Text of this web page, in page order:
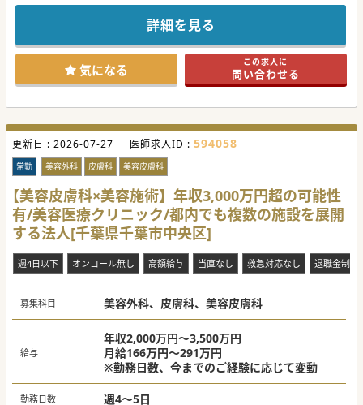
■現在は医師5名体制で連携を取りながら、外来診療につい
ては「内科」と「脳神経外科」の科目を行っております。
■療養病棟と障害者病棟の管理がメイン業務になる為、急な
対応を求められることもなく、ゆったり目の勤務が望めま
す。
■看護師や事務スタッフの方々のレベルも非常に高く、先生
方が診療に集中していただける環境が整っています。
■病棟管理メインとなりますので、これまで外来やオペでお
忙しくされてこられた先生方にとっては、公私ともに充実を
図れる業務内容となっております。
■介護サービスや在宅医療への取り組みも病院として行って
いることもあり、地域の患者様からの信頼も大変厚く、そこ
にやりがいを感じられる先生方も多くいらっしゃいます。
■週当たりの外来数も先生の希望に応じて割り振る為、基本
的には週1コマあたりからで問題ございません。
【医療機関情報】
■千葉県流山市北部に位置し、療養病棟約40床と老人病棟約
100床の合計約150床からなる慢性期を中心に診療している
施設となります。
■昭和58年の開院以来、「全ての人が住み慣れた地域の中
で、心身ともに健康な生活を送ることができるように」との
■病院へのアクセスも容易にするべく、無料送迎バスの運行
も行っております。先生方もご利用いただけますので、東京
#春入職可 #秋入職可
詳細を見る
気になる この求人に
問い合わせる
更新日 : 2026-07-27 医師求人ID : 594058
常勤 美容外科 皮膚科 美容皮膚科
【美容皮膚科×美容施術】年収3,000万円超の可能性
有/美容医療クリニック/都内でも複数の施設を展開
する法人[千葉県千葉市中央区]
週4日以下 オンコール無し 高額給与 当直なし 救急対応なし 退職金制度
募集科目 美容外科、皮膚科、美容皮膚科
給与
年収2,000万円～3,500万円
月給166万円～291万円
※勤務日数、今までのご経験に応じて変動
勤務日数 週4～5日